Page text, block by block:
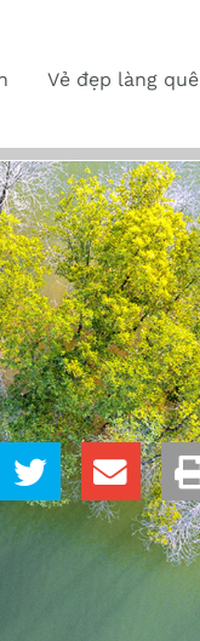
Vẻ đẹp làng quê